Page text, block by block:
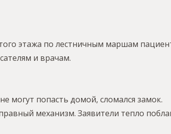
этажа по лестничным маршам
и врачам.
могут попасть домой, сломался замок.
механизм. Заявители тепло